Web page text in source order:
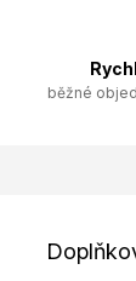
běžné